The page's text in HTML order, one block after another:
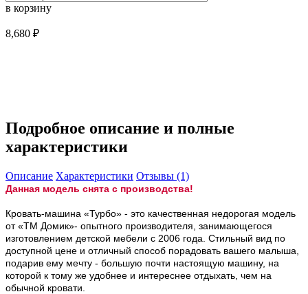
в корзину
8,680 ₽
Подробное описание и полные
характеристики
Описание Характеристики Отзывы (1)
Данная модель снята с производства!
Кровать-машина «Турбо» - это качественная недорогая модель
от «ТМ Домик»- опытного производителя, занимающегося
изготовлением детской мебели с 2006 года. Стильный вид по
доступной цене и отличный способ порадовать вашего малыша,
подарив ему мечту - большую почти настоящую машину, на
которой к тому же удобнее и интереснее отдыхать, чем на
обычной кровати.